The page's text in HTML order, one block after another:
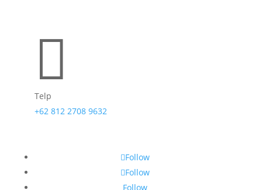

Telp
+62 812 2708 9632
Follow
Follow
Follow